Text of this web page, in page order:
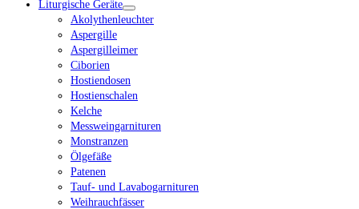
Liturgische Geräte
Akolythenleuchter
Aspergille
Aspergilleimer
Ciborien
Hostiendosen
Hostienschalen
Kelche
Messweingarnituren
Monstranzen
Ölgefäße
Patenen
Tauf- und Lavabogarnituren
Weihrauchfässer